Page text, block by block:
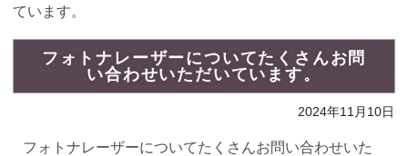
ています。
フォトナレーザーについてたくさんお問
い合わせいただいています。
2024年11月10日
フォトナレーザーについてたくさんお問い合わせいた